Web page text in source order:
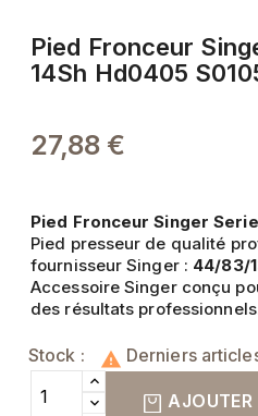
Pied Fronceur
14Sh Hd0405
27,88 €
Pied Fronceur Singer
Pied presseur de qualité
fournisseur Singer : 44/83/
Accessoire Singer conçu
des résultats
Stock :  Derniers
AJOUTER